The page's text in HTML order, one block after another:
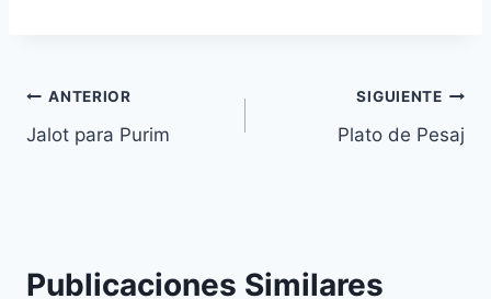
Navegación
de
ANTERIOR
Jalot para Purim
SIGUIENTE
Plato de Pesaj
Publicaciones Similares